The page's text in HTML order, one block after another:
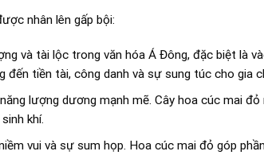
nhân lên gấp bội:
và tài lộc trong văn hóa Á Đông, đặc biệt là
tiền tài, công danh và sự sung túc cho gia
lượng dương mạnh mẽ. Cây hoa cúc mai
khí.
vui và sự sum họp. Hoa cúc mai đỏ góp